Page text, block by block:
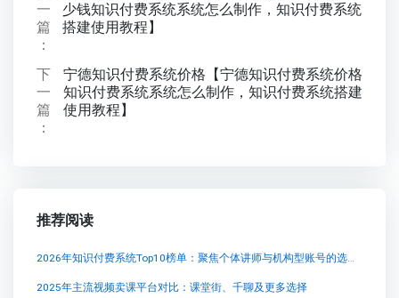
一
篇
：
少钱知识付费系统系统怎么制作，知识付费系统
搭建使用教程】
下
一
篇
：
宁德知识付费系统价格【宁德知识付费系统价格
知识付费系统系统怎么制作，知识付费系统搭建
使用教程】
推荐阅读
2026年知识付费系统Top10榜单：聚焦个体讲师与机构型账号的选型适配
2025年主流视频卖课平台对比：课堂街、千聊及更多选择